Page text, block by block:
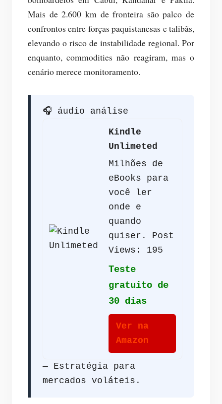
Mais de 2.600 km de fronteira são palco de
confrontos entre forças paquistanesas e talibãs,
elevando o risco de instabilidade regional. Por
enquanto, commodities não reagiram, mas o
cenário merece monitoramento.
🎧 áudio análise
Kindle
Unlimeted
Milhões de
eBooks para
você ler
onde e
quando
quiser. Post
Views: 195
Teste
gratuito de
30 dias
Ver na
Amazon
— Estratégia para
mercados voláteis.